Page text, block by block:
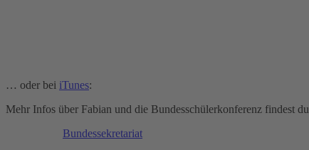
… oder bei iTunes:
Mehr Infos über Fabian und die Bundesschülerkonferenz findest du
Bundessekretariat